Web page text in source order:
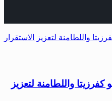
واللطامنة لتعزيز